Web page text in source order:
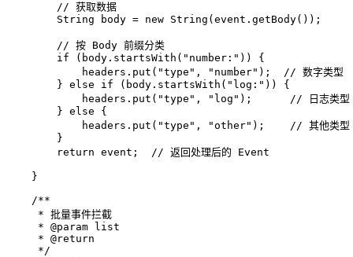
// 获取数据
String
body = new String (event.getBody());
// 按 Body 前缀分类
if (body.startsWith( "number:" )) {
            headers.put(
"type" , "number" ); // 数字类
        }
else if (body.startsWith( "log:" )) {
            headers.put(
"type" , "log" ); // 日志类
        }
else {
            headers.put(
"type" , "other" ); // 其他类
        }
return event; // 返回处理后的 Event
    }
/**
     * 批量事件拦截
     *
@param list
     *
@return
     */